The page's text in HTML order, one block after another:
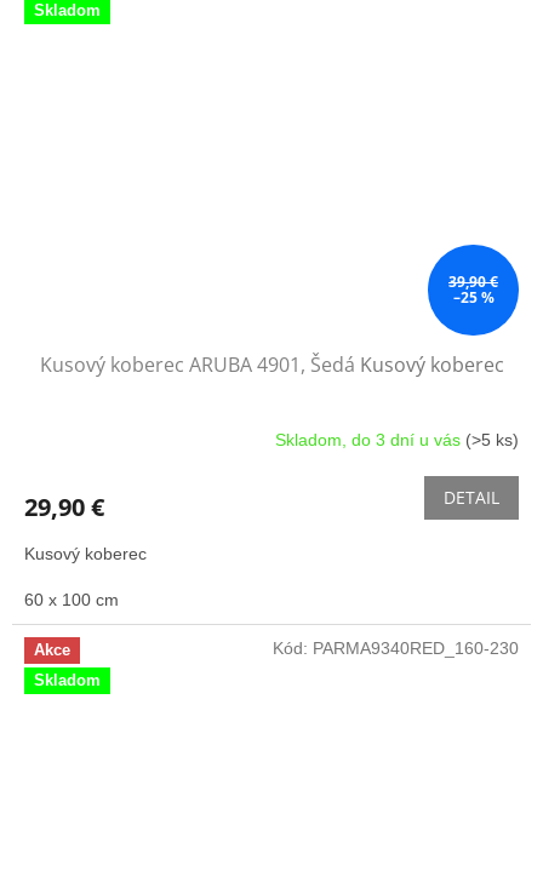
Skladom
39,90 €
–25 %
Kusový koberec ARUBA 4901, Šedá Kusový koberec
Skladom, do 3 dní u vás (>5 ks)
29,90 € DETAIL
Kusový koberec
60 x 100 cm
Akce
Skladom
Kód: PARMA9340RED_160-230